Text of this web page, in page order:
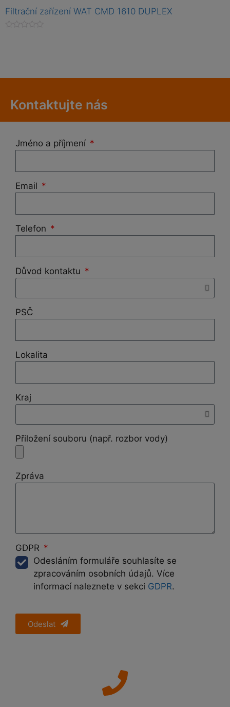
Filtrační zařízení WAT CMD 1610 DUPLEX
e
Kontaktujte nás
Jméno a příjmení
Email
Telefon
Důvod kontaktu
PSČ
Lokalita
Kraj
Přiložení souboru (např. rozbor vody)
Zpráva
GDPR
Odesláním formuláře souhlasíte se
zpracováním osobních údajů. Více
informací naleznete v sekci GDPR.
Odeslat